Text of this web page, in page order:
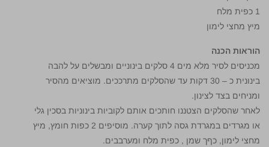
1 כפית מלח
מיץ מחצי לימון
הוראות הכנה
מכניסים לסיר מלא מים 4 סלקים בינוניים ומבשלים על להבה
בינונית כ – 30 דקות עד שהסלקים מתרככים. מוציאים מהסיר
ומניחים בצד לצינון.
לאחר שהסלקים הצטננו חותכים אותם לקוביות בינוניות בסכין גלי
או מגרדים במגרדת גסה לתוך קערה. מוסיפים 2 כפות חומץ, מיץ
מחצי לימון, כףך שמן , כפית מלח ומערבבים.